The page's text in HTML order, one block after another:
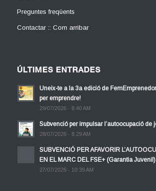
Preguntes freqüents
Contactar :: Com arribar
ÚLTIMES ENTRADES
Uneix-te a la 3a edició de
per emprendre!
29/07/2026 - 8:40 AM
Subvenció per impulsar l’autoocupació de
28/07/2026 - 8:29 AM
SUBVENCIÓ PER AFAVORIR
EN EL MARC DEL FSE+ (Garantia Juvenil)
27/07/2026 - 10:39 AM